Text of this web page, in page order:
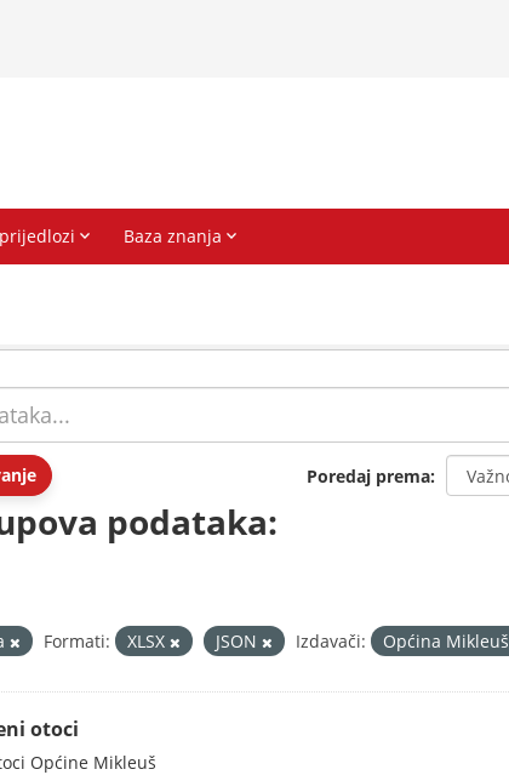
Poredaj prema
podataka:
Formati: XLSX JSON Izdavači: Općina Mikleuš
otoci
Općine Mikleuš